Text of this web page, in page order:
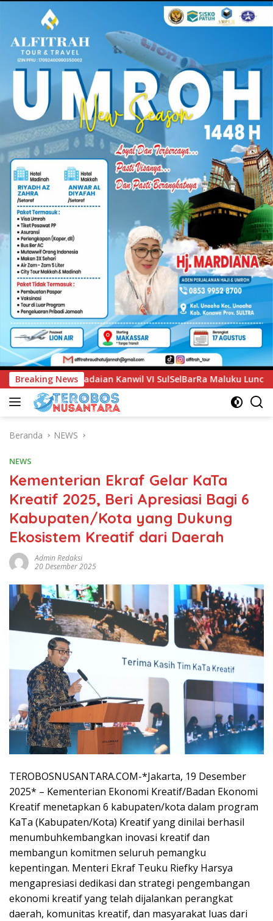
Breaking News
SulSelBarRa Maluku Luncurkan Program PANDE EMAS
Beranda NEWS
NEWS
Kementerian Ekraf Gelar KaTa
Kreatif 2025, Beri Apresiasi Bagi 6
Kabupaten/Kota yang Dukung
Ekosistem Kreatif dari Daerah
Admin Redaksi
20 Desember 2025
TEROBOSNUSANTARA.COM-*Jakarta, 19 Desember
2025* – Kementerian Ekonomi Kreatif/Badan Ekonomi
Kreatif menetapkan 6 kabupaten/kota dalam program
KaTa (Kabupaten/Kota) Kreatif yang dinilai berhasil
menumbuhkembangkan inovasi kreatif dan
membangun komitmen seluruh pemangku
kepentingan. Menteri Ekraf Teuku Riefky Harsya
mengapresiasi dedikasi dan strategi pengembangan
ekonomi kreatif yang telah dijalankan perangkat
daerah, komunitas kreatif, dan masyarakat luas dari